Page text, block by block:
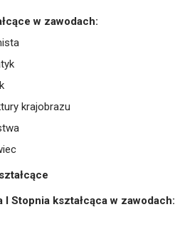
w zawodach:
krajobrazu
I Stopnia kształcąca w zawodach: